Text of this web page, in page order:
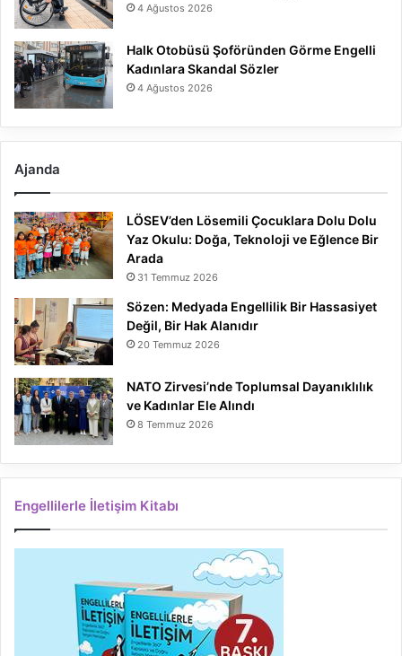
4 Ağustos 2026
Halk Otobüsü Şoföründen Görme Engelli
Kadınlara Skandal Sözler
4 Ağustos 2026
Ajanda
LÖSEV’den Lösemili Çocuklara Dolu Dolu
Yaz Okulu: Doğa, Teknoloji ve Eğlence Bir
Arada
31 Temmuz 2026
Sözen: Medyada Engellilik Bir Hassasiyet
Değil, Bir Hak Alanıdır
20 Temmuz 2026
NATO Zirvesi’nde Toplumsal Dayanıklılık
ve Kadınlar Ele Alındı
8 Temmuz 2026
Engellilerle İletişim Kitabı